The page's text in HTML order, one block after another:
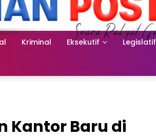
Kriminal Eksekutif Legislatif
Kantor Baru di